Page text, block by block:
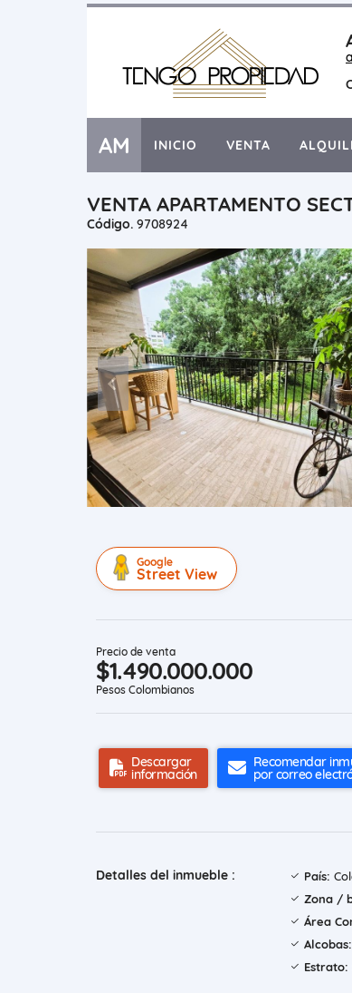
AM INICIO VENTA
VENTA APARTAMENTO
Código. 9708924
Google
Street View
Precio de venta
$1.490.000.000
Pesos Colombianos
Descargar
información
Recomendar
por correo
Detalles del inmueble : País:
Zona /
Área
Alcobas:
Estrato: